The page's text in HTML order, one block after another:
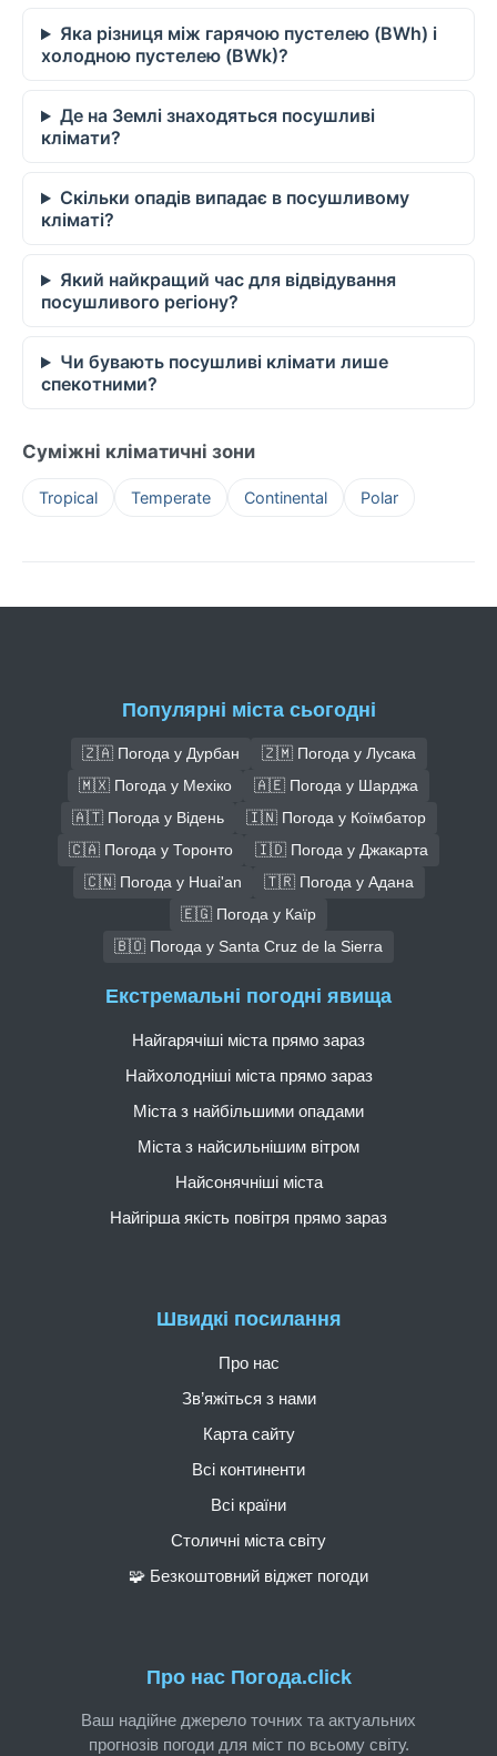
Яка різниця між гарячою пустелею (BWh) і
холодною пустелею (BWk)?
Де на Землі знаходяться посушливі
клімати?
Скільки опадів випадає в посушливому
кліматі?
Який найкращий час для відвідування
посушливого регіону?
Чи бувають посушливі клімати лише
спекотними?
Суміжні кліматичні зони
Tropical Temperate Continental Polar
Популярні міста сьогодні
🇿🇦 Погода у Дурбан
🇿🇲 Погода у Лусака
🇲🇽 Погода у Мехіко
🇦🇪 Погода у Шарджа
🇦🇹 Погода у Відень
🇮🇳 Погода у Коїмбатор
🇨🇦 Погода у Торонто
🇮🇩 Погода у Джакарта
🇨🇳 Погода у Huai'an
🇹🇷 Погода у Адана
🇪🇬 Погода у Каїр
🇧🇴 Погода у Santa Cruz de la Sierra
Про нас Погода.click
Ваш надійне джерело точних та актуальних
прогнозів погоди для міст по всьому світу.
Швидкі посилання
Про нас
Зв’яжіться з нами
Карта сайту
Всі континенти
Всі країни
Столичні міста світу
🧩 Безкоштовний віджет погоди
Екстремальні погодні явища
Найгарячіші міста прямо зараз
Найхолодніші міста прямо зараз
Міста з найбільшими опадами
Міста з найсильнішим вітром
Найсонячніші міста
Найгірша якість повітря прямо зараз